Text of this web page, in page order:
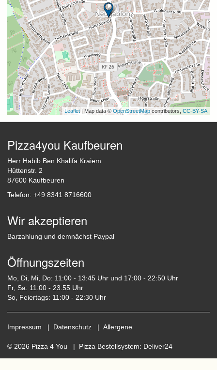
Leaflet | Map data © OpenStreetMap contributors, CC-BY-SA
Pizza4you Kaufbeuren
Herr Habib Ben Khalifa Kraiem
Hüttenstr. 2
87600 Kaufbeuren
Telefon: +49 8341 8716600
Wir akzeptieren
Barzahlung und demnächst Paypal
Öffnungszeiten
Mo, Di, Mi, Do: 11:00 - 13:45 Uhr und 17:00 - 22:50 Uhr
Fr, Sa: 11:00 - 23:55 Uhr
So, Feiertags: 11:00 - 22:30 Uhr
Impressum | Datenschutz | Allergene
© 2026 Pizza 4 You | Pizza Bestellsystem: Deliver24